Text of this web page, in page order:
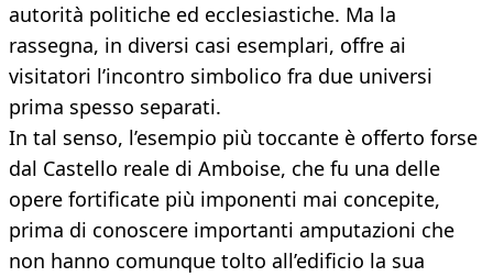
autorità politiche ed ecclesiastiche. Ma la
rassegna, in diversi casi esemplari, offre ai
visitatori l’incontro simbolico fra due universi
prima spesso separati.
In tal senso, l’esempio più toccante è offerto forse
dal Castello reale di Amboise, che fu una delle
opere fortificate più imponenti mai concepite,
prima di conoscere importanti amputazioni che
non hanno comunque tolto all’edificio la sua